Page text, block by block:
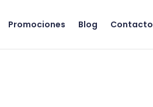
Promociones Blog Contacto